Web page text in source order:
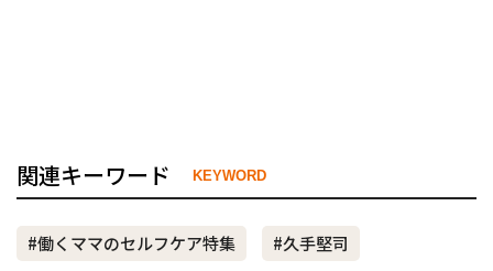
関連キーワード KEYWORD
#働くママのセルフケア特集 #久手堅司